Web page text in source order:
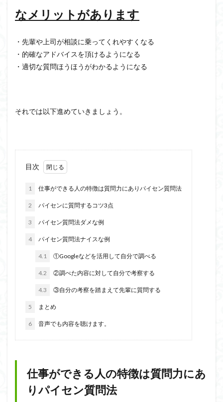
なメリットがあります
・先輩や上司が相談に乗ってくれやすくなる
・的確なアドバイスを頂けるようになる
・適切な質問ほうほうがわかるようになる
それでは以下進めていきましょう。
目次
1 仕事ができる人の特徴は質問力にありパイセン質問法
2 パイセンに質問するコツ3点
3 パイセン質問法ダメな例
4 パイセン質問法ナイスな例
4.1 ①Googleなどを活用して自分で調べる
4.2 ②調べた内容に対して自分で考察する
4.3 ③自分の考察を踏まえて先輩に質問する
5 まとめ
6 音声でも内容を聴けます。
仕事ができる人の特徴は質問力にあ
りパイセン質問法